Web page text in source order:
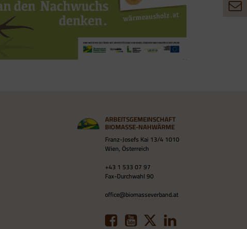
ARBEITSGEMEINSCHAFT
BIOMASSE-NAHWÄRME
Franz-Josefs Kai 13/4 1010
Wien, Österreich
+43 1 533 07 97
Fax-Durchwahl 90
office@biomasseverband.at